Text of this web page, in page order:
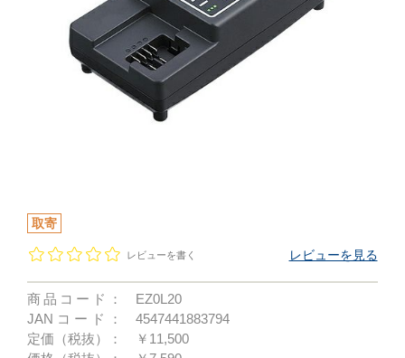
取寄
レビューを書く レビューを見る
商品コード：
EZ0L20
JANコード：
4547441883794
定価（税抜）：
￥11,500